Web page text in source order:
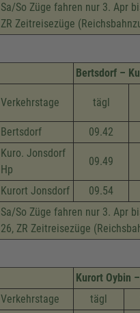
Sa/So Züge fahren nur 3. Apr
ZR Zeitreisezüge
Bertsdorf –
Verkehrstage tägl
Bertsdorf
09.42
Kuro. Jonsdorf
Hp
09.49
Kurort Jonsdorf 09.54
Sa/So Züge fahren nur 3. Apr
26, ZR Zeitreisezüge
Kurort Oybin
Verkehrstage
tägl